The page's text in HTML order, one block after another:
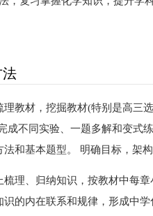
法
教材，挖掘教材(特别是高三
成不同实验、一题多解和变式
和基本题型。 明确目标，架
理、归纳知识，按教材中每
的内在联系和规律，形成中